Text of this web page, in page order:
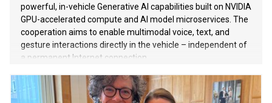
powerful, in-vehicle Generative AI capabilities built on NVIDIA
GPU-accelerated compute and AI model microservices. The
cooperation aims to enable multimodal voice, text, and
gesture interactions directly in the vehicle – independent of
a permanent Internet connection.